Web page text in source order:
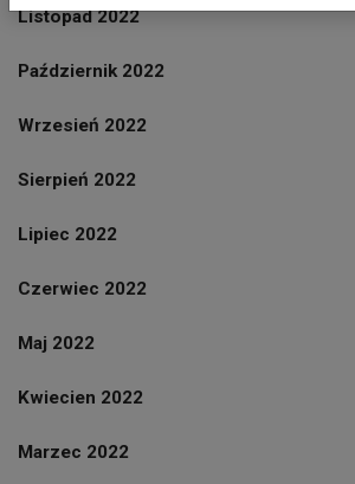
Listopad 2022
Październik 2022
Wrzesień 2022
Sierpień 2022
Lipiec 2022
Czerwiec 2022
Maj 2022
Kwiecien 2022
Marzec 2022